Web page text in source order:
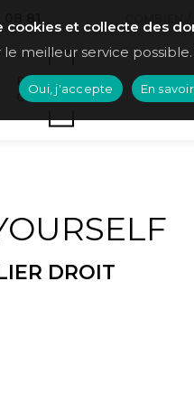
ESCALIERS
GARDE-CORPS
DROIT
cookies et collecte des
meilleur service
Oui, j'accepte En